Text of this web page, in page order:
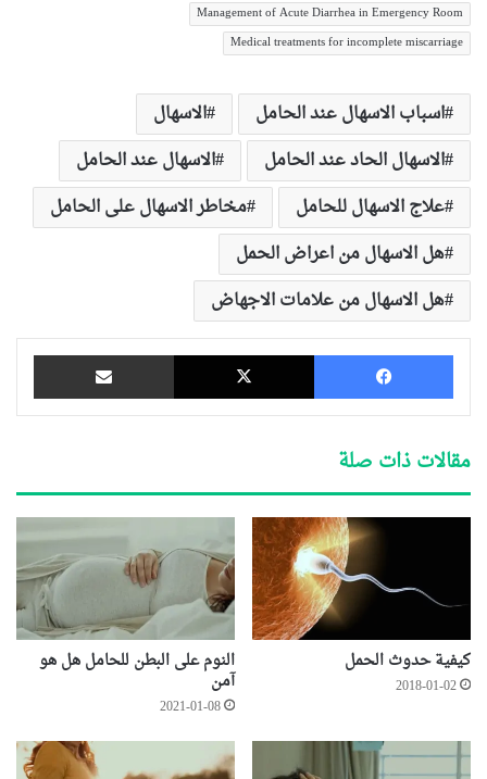
Management of Acute Diarrhea in Emergency Room
Medical treatments for incomplete miscarriage
اسباب الاسهال عند الحامل
الاسهال
الاسهال الحاد عند الحامل
الاسهال عند الحامل
علاج الاسهال للحامل
مخاطر الاسهال على الحامل
هل الاسهال من اعراض الحمل
هل الاسهال من علامات الاجهاض
فيسبوك ‫X
مقالات ذات صلة
كيفية حدوث الحمل
2018-01-02
النوم على البطن للحامل هل هو
آمن
2021-01-08